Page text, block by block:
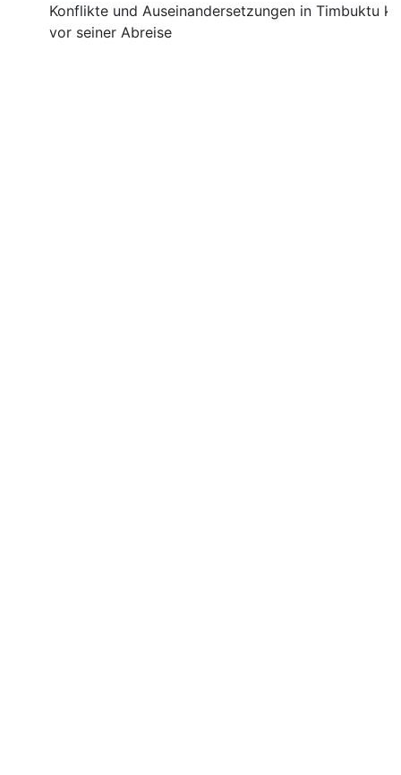
Konflikte und Auseinandersetzungen in Timbuktu
vor seiner Abreise